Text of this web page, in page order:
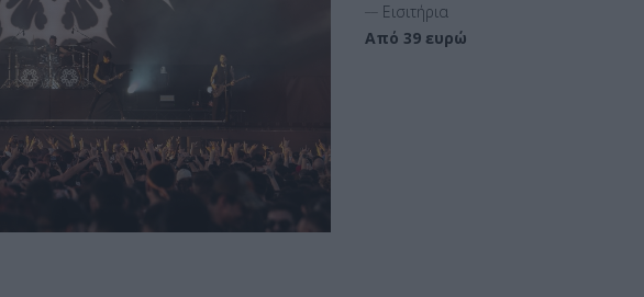
Εισιτήρια
Από 39 ευρώ